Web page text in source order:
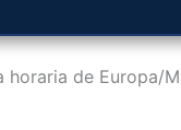
horaria de Europa/